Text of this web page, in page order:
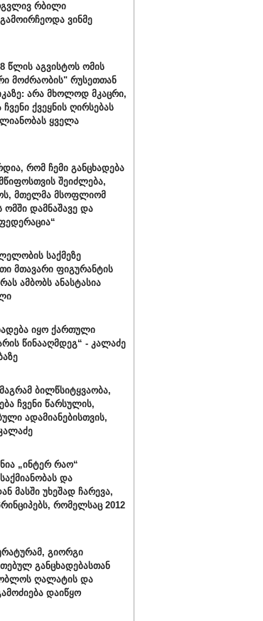
რბილი
ვინმე
წლის აგვისტოს ომის
მოძრაობის" რუსეთთან
არა მხოლოდ მკაცრი,
ქვეყნის ღირსებას
ყველა
რომ ჩემი განცხადება
შეიძლება,
მთელმა მსოფლიომ
ომში დამნაშავე და
საქმეზე
მთავარი ფიგურანტის
ამბობს ანასტასია
იყო ქართული
წინააღმდეგ“ - კალაძე
ბილწსიტყვაობა,
ჩვენი წარსულის,
ადამიანებისთვის,
„ინტერ რაო“
და
მასში უხეშად ჩარევა,
რომელსაც 2012
გიორგი
განცხადებასთან
ღალატის და
დაიწყო